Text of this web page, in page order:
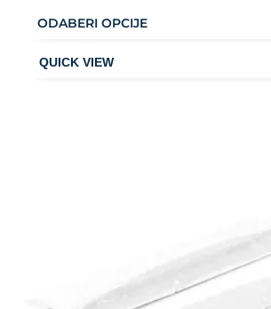
ODABERI OPCIJE
product